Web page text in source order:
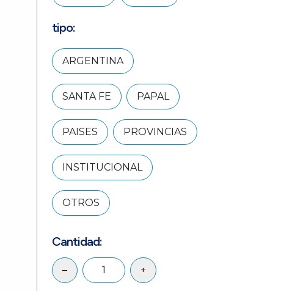
tipo:
ARGENTINA
SANTA FE PAPAL
PAISES PROVINCIAS
INSTITUCIONAL
OTROS
Cantidad:
– +